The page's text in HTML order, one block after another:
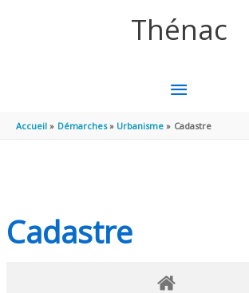
Thénac
MENU
PRINCIPAL
Accueil Démarches Urbanisme Cadastre
Cadastre